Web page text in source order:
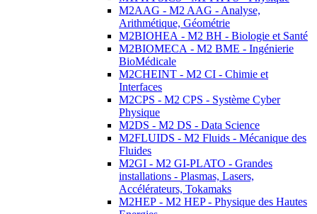
M2AAG - M2 AAG - Analyse,
Arithmétique, Géométrie
M2BIOHEA - M2 BH - Biologie et Santé
M2BIOMECA - M2 BME - Ingénierie
BioMédicale
M2CHEINT - M2 CI - Chimie et
Interfaces
M2CPS - M2 CPS - Système Cyber
Physique
M2DS - M2 DS - Data Science
M2FLUIDS - M2 Fluids - Mécanique des
Fluides
M2GI - M2 GI-PLATO - Grandes
installations - Plasmas, Lasers,
Accélérateurs, Tokamaks
M2HEP - M2 HEP - Physique des Hautes